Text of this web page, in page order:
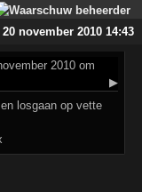
20 november 2010 14:43
2010 om
▶
losgaan op vette